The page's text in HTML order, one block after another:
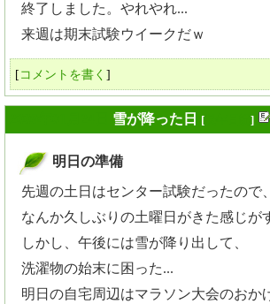
終了しました。やれやれ...
来週は期末試験ウイークだｗ
[コメントを書く ]
雪が降った日 [ ]
明日の準備
先週の土日はセンター試験だったので、
なんか久しぶりの土曜日がきた感じが
しかし、午後には雪が降り出して、
洗濯物の始末に困った...
明日の自宅周辺はマラソン大会のおか